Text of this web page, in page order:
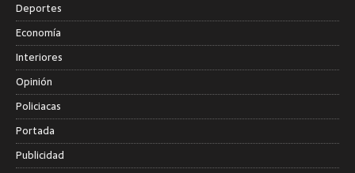
Deportes
Economía
Interiores
Opinión
Policiacas
Portada
Publicidad